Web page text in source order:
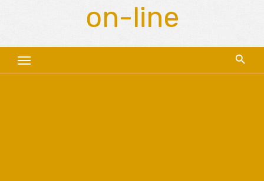
on-line